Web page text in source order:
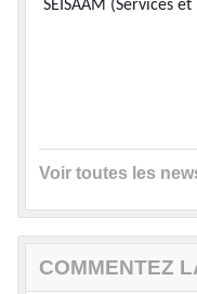
SEISAAM (Services
Voir toutes les
COMMENTEZ